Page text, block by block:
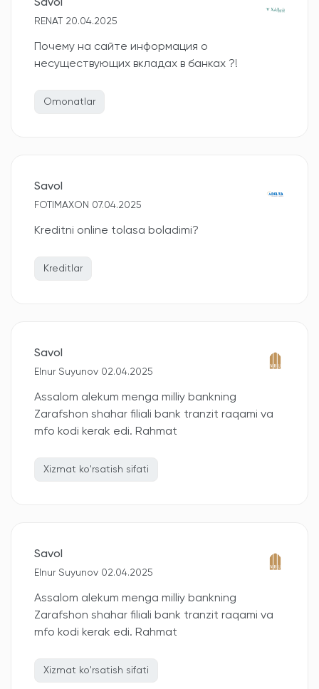
Savol
RENAT 20.04.2025
Почему на сайте информация о
несуществующих вкладах в банках ?!
Omonatlar
Savol
FOTIMAXON 07.04.2025
Kreditni online tolasa boladimi?
Kreditlar
Savol
Elnur Suyunov 02.04.2025
Assalom alekum menga milliy bankning
Zarafshon shahar filiali bank tranzit raqami va
mfo kodi kerak edi. Rahmat
Xizmat ko'rsatish sifati
Savol
Elnur Suyunov 02.04.2025
Assalom alekum menga milliy bankning
Zarafshon shahar filiali bank tranzit raqami va
mfo kodi kerak edi. Rahmat
Xizmat ko'rsatish sifati